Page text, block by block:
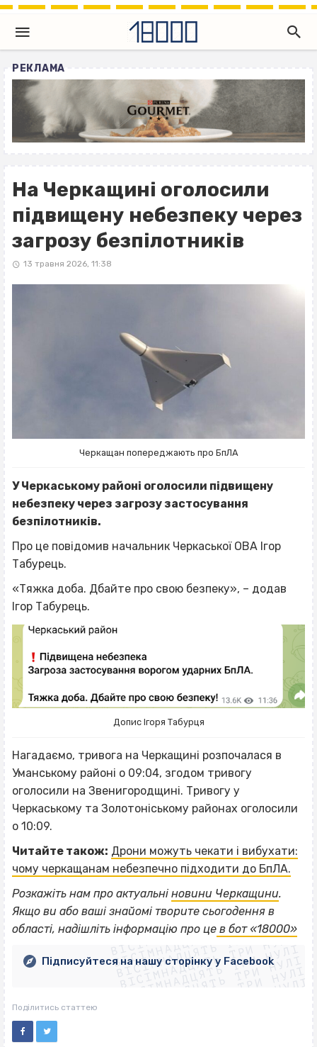
РЕКЛАМА
На Черкащині оголосили
підвищену небезпеку через
загрозу безпілотників
13 травня 2026, 11:38
Черкащан попереджають про БпЛА
У Черкаському районі оголосили підвищену
небезпеку через загрозу застосування
безпілотників.
Про це повідомив начальник Черкаської ОВА Ігор
Табурець.
«Тяжка доба. Дбайте про свою безпеку», – додав
Ігор Табурець.
Допис Ігоря Табурця
Нагадаємо, тривога на Черкащині розпочалася в
Уманському районі о 09:04, згодом тривогу
оголосили на Звенигородщині. Тривогу у
Черкаському та Золотоніському районах оголосили
о 10:09.
Читайте також: Дрони можуть чекати і вибухати:
чому черкащанам небезпечно підходити до БпЛА.
Розкажіть нам про актуальні новини Черкащини.
Якщо ви або ваші знайомі творите сьогодення в
області, надішліть інформацію про це в бот «18000»
ВІСІМНАДЦЯТЬ ТРИ НУЛІ
ВІСІМНАДЦЯТЬ ТРИ НУЛІ
ВІСІМНАДЦЯТЬ ТРИ НУЛІ
ВІСІМНАДЦЯТЬ ТРИ НУЛІ
ВІСІМНАДЦЯТЬ ТРИ НУЛІ
ВІСІМНАДЦЯТЬ ТРИ НУЛІ
ВІСІМНАДЦЯТЬ ТРИ НУЛІ
ВІСІМНАДЦЯТЬ ТРИ НУЛІ
Підписуйтеся на нашу сторінку у Facebook
Поділитись статтею